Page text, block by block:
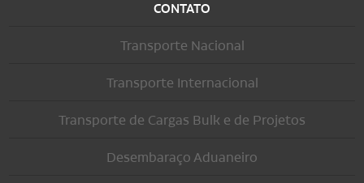
CONTATO
Transporte Nacional
Transporte Internacional
Transporte de Cargas Bulk e de Projetos
Desembaraço Aduaneiro